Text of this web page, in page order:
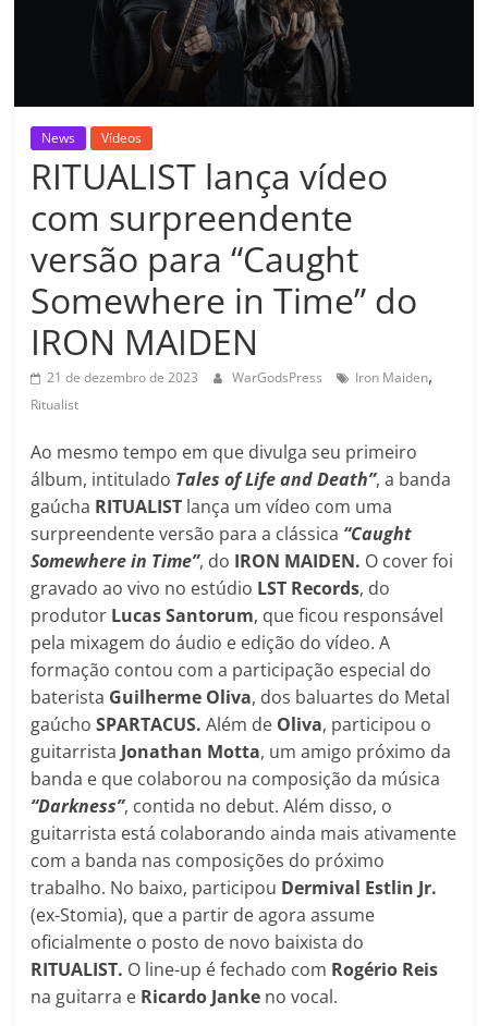
News Vídeos
RITUALIST lança vídeo
com surpreendente
versão para “Caught
Somewhere in Time” do
IRON MAIDEN
21 de dezembro de 2023 WarGodsPress Iron Maiden,
Ritualist
Ao mesmo tempo em que divulga seu primeiro
álbum, intitulado Tales of Life and Death”, a banda
gaúcha RITUALIST lança um vídeo com uma
surpreendente versão para a clássica “Caught
Somewhere in Time”, do IRON MAIDEN. O cover foi
gravado ao vivo no estúdio LST Records, do
produtor Lucas Santorum, que ficou responsável
pela mixagem do áudio e edição do vídeo. A
formação contou com a participação especial do
baterista Guilherme Oliva, dos baluartes do Metal
gaúchoSPARTACUS.Além de Oliva, participou o
guitarrista Jonathan Motta, um amigo próximo da
banda e que colaborou na composição da música
“Darkness”, contida no debut. Além disso, o
guitarrista está colaborando ainda mais ativamente
com a banda nas composições do próximo
trabalho. No baixo, participou Dermival Estlin Jr.
(ex-Stomia), que a partir de agora assume
oficialmente o posto de novo baixista do
RITUALIST. O line-up é fechado com Rogério Reis
na guitarra e Ricardo Janke no vocal.